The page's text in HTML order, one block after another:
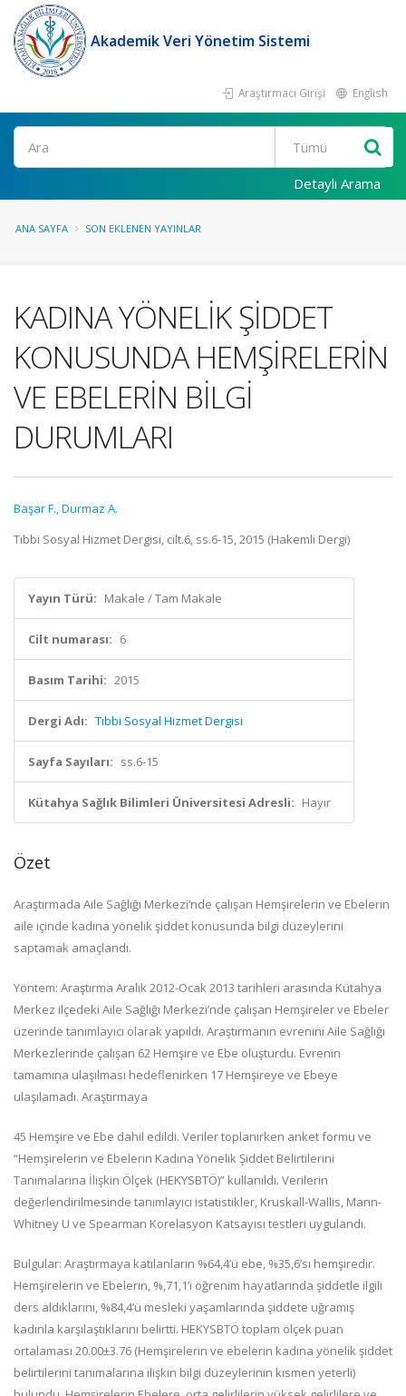
Akademik Veri Yönetim Sistemi
Araştırmacı Girişi English
Ara
Detaylı Arama
ANA SAYFA SON EKLENEN YAYINLAR
KADINA YÖNELİK ŞİDDET
KONUSUNDA HEMŞİRELERİN
VE EBELERİN BİLGİ
DURUMLARI
Başar F.,Durmaz A.
Tıbbi Sosyal Hizmet Dergisi, cilt.6, ss.6-15, 2015 (Hakemli Dergi)
Yayın Türü: Makale / Tam Makale
Cilt numarası: 6
Basım Tarihi: 2015
Dergi Adı: Tıbbi Sosyal Hizmet Dergisi
Sayfa Sayıları: ss.6-15
Kütahya Sağlık Bilimleri Üniversitesi Adresli: Hayır
Özet
Araştırmada Aile Sağlığı Merkezi’nde çalışan Hemşirelerin ve Ebelerin
aile içinde kadına yönelik şiddet konusunda bilgi düzeylerini
saptamak amaçlandı.
Yöntem: Araştırma Aralık 2012-Ocak 2013 tarihleri arasında Kütahya
Merkez ilçedeki Aile Sağlığı Merkezi’nde çalışan Hemşireler ve Ebeler
üzerinde tanımlayıcı olarak yapıldı. Araştırmanın evrenini Aile Sağlığı
Merkezlerinde çalışan 62 Hemşire ve Ebe oluşturdu. Evrenin
tamamına ulaşılması hedeflenirken 17 Hemşireye ve Ebeye
ulaşılamadı. Araştırmaya
45 Hemşire ve Ebe dahil edildi. Veriler toplanırken anket formu ve
“Hemşirelerin ve Ebelerin Kadına Yönelik Şiddet Belirtilerini
Tanımalarına İlişkin Ölçek (HEKYSBTÖ)” kullanıldı. Verilerin
değerlendirilmesinde tanımlayıcı istatistikler, Kruskall-Wallis, Mann-
Whitney U ve Spearman Korelasyon Katsayısı testleri uygulandı.
Bulgular: Araştırmaya katılanların %64,4’ü ebe, %35,6’sı hemşiredir.
Hemşirelerin ve Ebelerin, %,71,1’i öğrenim hayatlarında şiddetle ilgili
ders aldıklarını, %84,4’ü mesleki yaşamlarında şiddete uğramış
kadınla karşılaştıklarını belirtti. HEKYSBTÖ toplam ölçek puan
ortalaması 20.00±3.76 (Hemşirelerin ve ebelerin kadına yönelik şiddet
belirtilerini tanımalarına ilişkin bilgi düzeylerinin kısmen yeterli)